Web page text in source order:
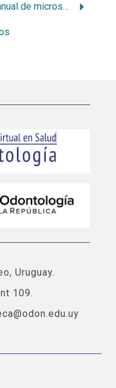
Manual de microscopía
Uruguay.
109.